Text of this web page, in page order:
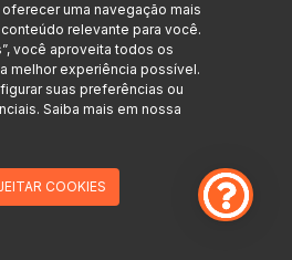
vazamentos ou danos.
arrefecimento limpo e livre de
fluxo de ar adequado.
e utilize o tipo de líquido
uma navegação mais
relevante para você.
você aproveita todos os
melhor experiência possível.
suas preferências ou
Saiba mais em nossa
COOKIES